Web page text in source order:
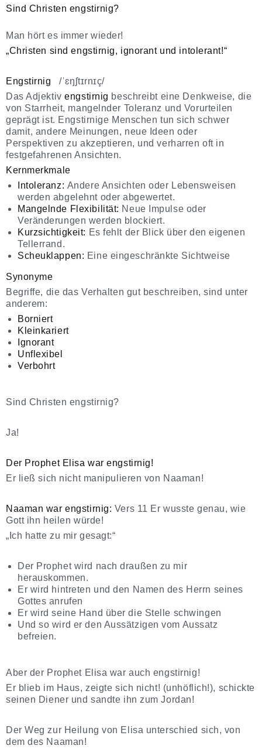
Sind Christen engstirnig?
Man hört es immer wieder!
„Christen sind engstirnig, ignorant und intolerant!“
Engstirnig/ˈɛŋʃtɪrnɪç/
Das Adjektivengstirnig beschreibt eine Denkweise, die
von Starrheit, mangelnder Toleranz und Vorurteilen
geprägt ist. Engstirnige Menschen tun sich schwer
damit, andere Meinungen, neue Ideen oder
Perspektiven zu akzeptieren, und verharren oft in
festgefahrenen Ansichten.
Kernmerkmale
Intoleranz: Andere Ansichten oder Lebensweisen
werden abgelehnt oder abgewertet.
Mangelnde Flexibilität: Neue Impulse oder
Veränderungen werden blockiert.
Kurzsichtigkeit: Es fehlt der Blick über den eigenen
Tellerrand.
Scheuklappen: Eine eingeschränkte Sichtweise
Synonyme
Begriffe, die das Verhalten gut beschreiben, sind unter
anderem:
Borniert
Kleinkariert
Ignorant
Unflexibel
Verbohrt
Sind Christen engstirnig?
Ja!
Der Prophet Elisa war engstirnig!
Er ließ sich nicht manipulieren von Naaman!
Naaman war engstirnig: Vers 11 Er wusste genau, wie
Gott ihn heilen würde!
„Ich hatte zu mir gesagt:“
Der Prophet wird nach draußen zu mir
herauskommen.
Er wird hintreten und den Namen des Herrn seines
Gottes anrufen
Er wird seine Hand über die Stelle schwingen
Und so wird er den Aussätzigen vom Aussatz
befreien.
Aber der Prophet Elisa war auch engstirnig!
Er blieb im Haus, zeigte sich nicht! (unhöflich!), schickte
seinen Diener und sandte ihn zum Jordan!
Der Weg zur Heilung von Elisa unterschied sich, von
dem des Naaman!